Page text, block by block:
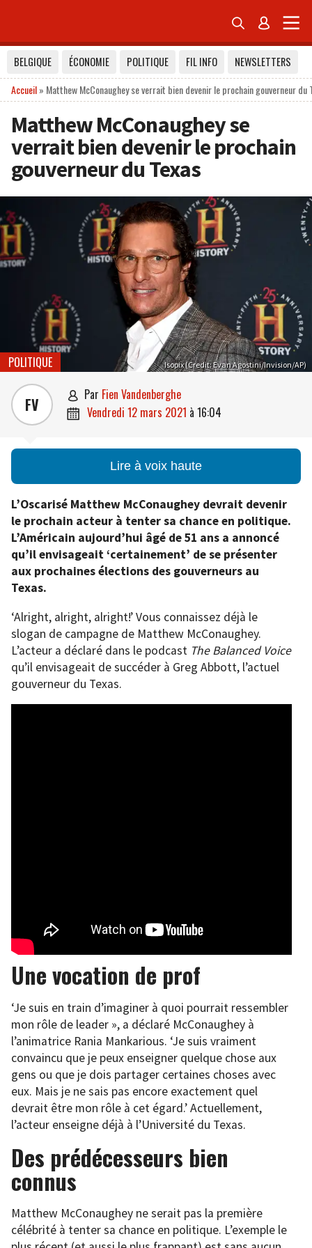
 
BELGIQUE ÉCONOMIE POLITIQUE FIL INFO
NEWSLETTERS
Accueil» Matthew McConaughey se verrait bien devenir le prochain gouverneur du
Matthew McConaughey se
verrait bien devenir le prochain
gouverneur du Texas
Isopix (Credit: Evan Agostini/Invision/AP)
POLITIQUE
FV  par Fien Vandenberghe
 vendredi 12 mars 2021 à 16:04
Lire à voix haute
L’Oscarisé Matthew McConaughey devrait devenir
le prochain acteur à tenter sa chance en politique.
L’Américain aujourd’hui âgé de 51 ans a annoncé
qu’il envisageait ‘certainement’ de se présenter
aux prochaines élections des gouverneurs au
Texas.
‘Alright, alright, alright!’ Vous connaissez déjà le
slogan de campagne de Matthew McConaughey.
L’acteur a déclaré dans le podcast The Balanced Voice
qu’il envisageait de succéder à Greg Abbott, l’actuel
gouverneur du Texas.
Une vocation de prof
‘Je suis en train d’imaginer à quoi pourrait ressembler
mon rôle de leader », a déclaré McConaughey à
l’animatrice Rania Mankarious. ‘Je suis vraiment
convaincu que je peux enseigner quelque chose aux
gens ou que je dois partager certaines choses avec
eux. Mais je ne sais pas encore exactement quel
devrait être mon rôle à cet égard.’ Actuellement,
l’acteur enseigne déjà à l’Université du Texas.
Des prédécesseurs bien
connus
Matthew McConaughey ne serait pas la première
célébrité à tenter sa chance en politique. L’exemple le